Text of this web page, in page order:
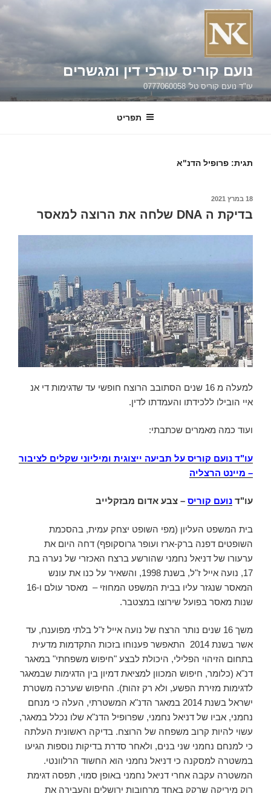
דילוג
נועם קוריס עורכי דין ומגשרים
עו"ד נועם קוריס טל' 0777060058
תפריט
תגית: פרופיל הדנ"א
פורסם
18 במרץ 2021
בדיקת ה DNA שלחה את הרוצה למאסר
למעלה מ 16 שנים הסתובב הרוצח חופשי עד שדגימות די אנ
איי הובילו ללכידתו והעמדתו לדין.
ועוד כמה מאמרים שכתבתי:
עו"ד נועם קוריס על תביעה ייצוגית ומיליוני שקלים לציבור
– מיינט הרצליה
עו"ד נועם קוריס – צבע אדום מבזקלייב
בית המשפט העליון (מפי השופט יצחק עמית, בהסכמת
השופטים דפנה ברק-ארז ועופר גרוסקופף) דחה היום את
ערעורו של דניאל נחמני שהורשע ברצח האכזרי של נערה בת
17, נועה אייל ז"ל, בשנת 1998, והשאיר על כנו את עונש
המאסר שנגזר עליו בבית המשפט המחוזי – מאסר עולם ו-16
שנות מאסר בפועל שירוצו במצטבר.
משך 16 שנים נותר הרצח של נועה אייל ז"ל בלתי מפוענח, עד
אשר בשנת 2014 התאפשר פענוחו בזכות התקדמות מדעית
בתחום הזיהוי הפלילי, היכולת לבצע "חיפוש משפחתי" במאגר
דנ"א (כלומר, חיפוש המכוון למציאת דמיון בין הדגימות שבמאגר
לדגימות מזירת הפשע, ולא רק זהות). החיפוש שערכה משטרת
ישראל בשנת 2014 במאגר הדנ"א המשטרתי, העלה כי מנחם
נחמני, אביו של דניאל נחמני, שפרופיל הדנ"א שלו נכלל במאגר,
עשוי להיות קרוב משפחה של הרוצח. בדיקה ראשונית העלתה
כי למנחם נחמני שני בנים, ולאחר סדרת בדיקות נוספות הגיעו
במשטרה למסקנה כי דניאל נחמני הוא החשוד הרלוונטי.
המשטרה עקבה אחרי דניאל נחמני באופן סמוי, תפסה דגימת
רוק מיריקה שרקק באחד מרחובות ירושלים והעבירה את